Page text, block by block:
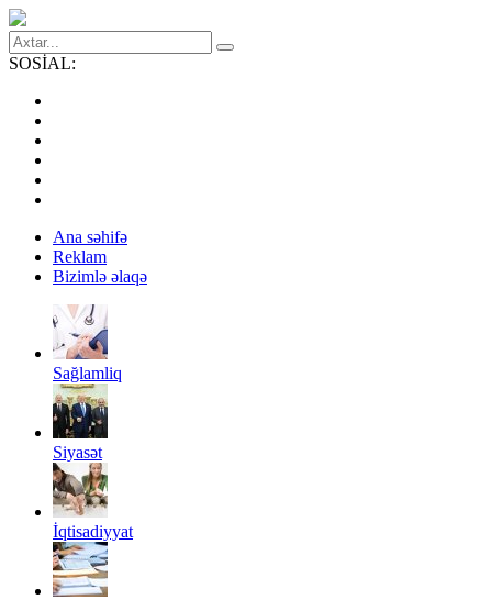
SOSİAL:
Ana səhifə
Reklam
Bizimlə əlaqə
Sağlamliq
Siyasət
İqtisadiyyat